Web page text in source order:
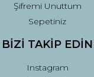
Şifremi Unuttum
Sepetiniz
BİZİ TAKİP EDİN
Instagram